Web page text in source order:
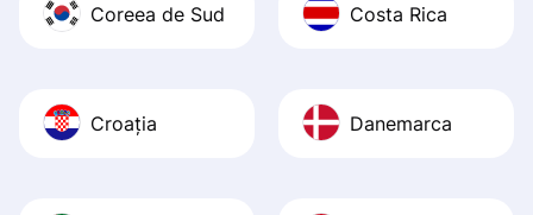
Coreea de Sud Costa Rica
Croația Danemarca